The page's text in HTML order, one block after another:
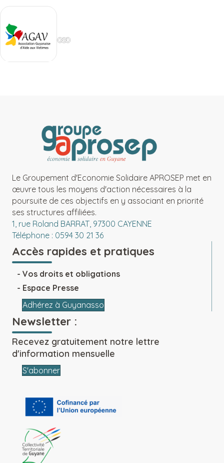
Le Groupement d'Economie Solidaire APROSEP met en
œuvre tous les moyens d'action nécessaires à la
poursuite de ces objectifs en y associant en priorité
ses structures affiliées.
1, rue Roland BARRAT, 97300 CAYENNE
Téléphone : 0594 30 21 36
Accès rapides et pratiques
Vos droits et obligations
Espace Presse
Adhérez à Guyanasso
Newsletter :
Recevez gratuitement notre lettre
d'information mensuelle
S'abonner